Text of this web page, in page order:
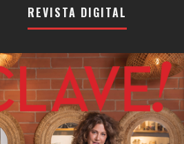
REVISTA DIGITAL